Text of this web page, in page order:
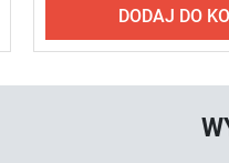
DODAJ DO